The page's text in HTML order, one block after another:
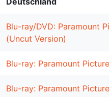
Blu-ray/DVD: Paramount
(Uncut Version)
Blu-ray: Paramount
Blu-ray: Paramount